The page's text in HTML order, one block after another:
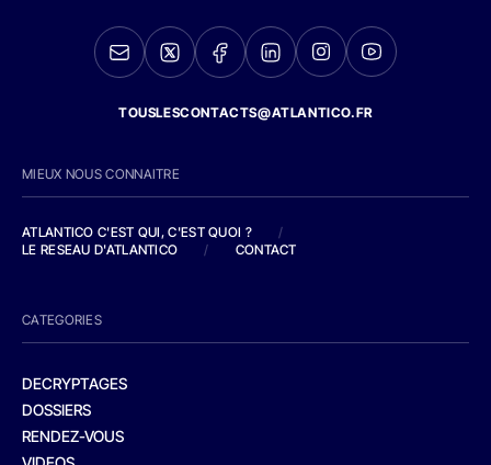
TOUSLESCONTACTS@ATLANTICO.FR
MIEUX NOUS CONNAITRE
ATLANTICO C'EST QUI, C'EST QUOI ?
/
LE RESEAU D'ATLANTICO
/ CONTACT
CATEGORIES
DECRYPTAGES
DOSSIERS
RENDEZ-VOUS